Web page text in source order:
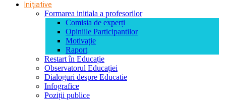
Inițiative
Formarea initiala a profesorilor
Comisia de experți
Opiniile Participantilor
Motivație
Raport
Restart în Educație
Observatorul Educației
Dialoguri despre Educatie
Infografice
Poziții publice